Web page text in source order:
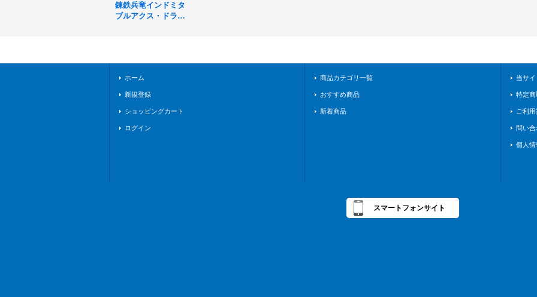
錬鉄兵竜インドミタ
ブルアクス・ドラゴ
ホーム
新規登録
ショッピングカート
ログイン
商品カテゴリ一覧
おすすめ商品
新着商品
当サ
特定
ご利
問い合
個人
スマートフォンサイト